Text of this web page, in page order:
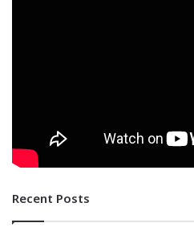
Recent Posts